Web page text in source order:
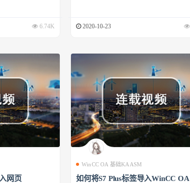
6.74K 2020-10-23
网页
WinCC OA 基础KAASM
如何将S7 Plus标签导入WinCC OA